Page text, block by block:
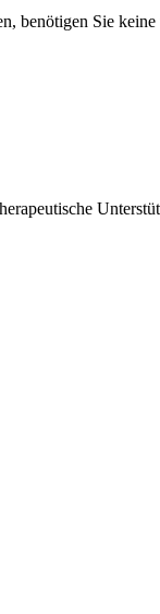
benötigen Sie